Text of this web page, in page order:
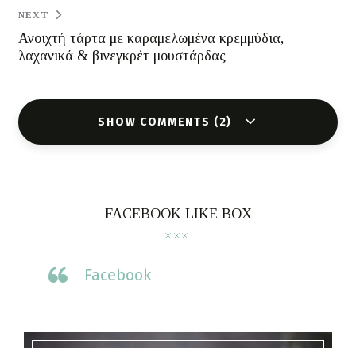
NEXT
Ανοιχτή τάρτα με καραμελωμένα κρεμμύδια,
λαχανικά & βινεγκρέτ μουστάρδας
SHOW COMMENTS (2)
FACEBOOK LIKE BOX
Facebook